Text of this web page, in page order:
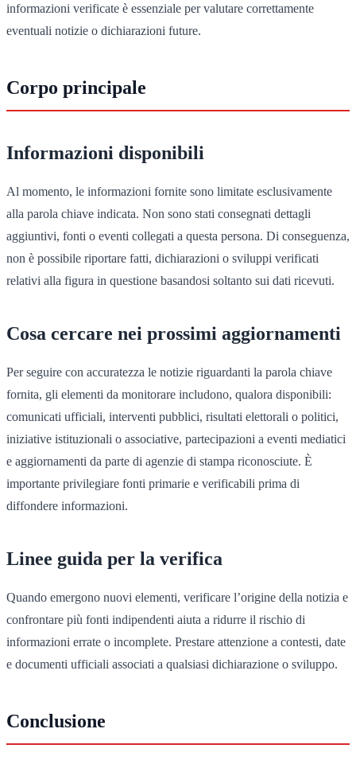
informazioni verificate è essenziale per valutare correttamente
eventuali notizie o dichiarazioni future.
Corpo principale
Informazioni disponibili
Al momento, le informazioni fornite sono limitate esclusivamente
alla parola chiave indicata. Non sono stati consegnati dettagli
aggiuntivi, fonti o eventi collegati a questa persona. Di conseguenza,
non è possibile riportare fatti, dichiarazioni o sviluppi verificati
relativi alla figura in questione basandosi soltanto sui dati ricevuti.
Cosa cercare nei prossimi aggiornamenti
Per seguire con accuratezza le notizie riguardanti la parola chiave
fornita, gli elementi da monitorare includono, qualora disponibili:
comunicati ufficiali, interventi pubblici, risultati elettorali o politici,
iniziative istituzionali o associative, partecipazioni a eventi mediatici
e aggiornamenti da parte di agenzie di stampa riconosciute. È
importante privilegiare fonti primarie e verificabili prima di
diffondere informazioni.
Linee guida per la verifica
Quando emergono nuovi elementi, verificare l’origine della notizia e
confrontare più fonti indipendenti aiuta a ridurre il rischio di
informazioni errate o incomplete. Prestare attenzione a contesti, date
e documenti ufficiali associati a qualsiasi dichiarazione o sviluppo.
Conclusione